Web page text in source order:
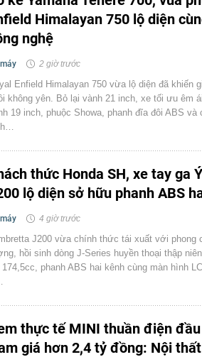
Himalayan 750 lộ diện
nghệ
2 giờ trước
Enfield Himalayan 750 vừa lộ diện đã khiến
không yên. Bỏ lại vành 21 inch, xe tối ưu êm
19 inch, phuộc Showa, phanh đĩa đôi ABS và
thức Honda SH, xe tay ga
lộ diện sở hữu phanh ABS
4 giờ trước
J200 vừa chính thức tái xuất với phong
hồi sinh dòng J-Series huyền thoại thập
phanh ABS hai kênh cùng màn hình
thực tế MINI thuần điện
giá hơn 2,4 tỷ đồng: Nội